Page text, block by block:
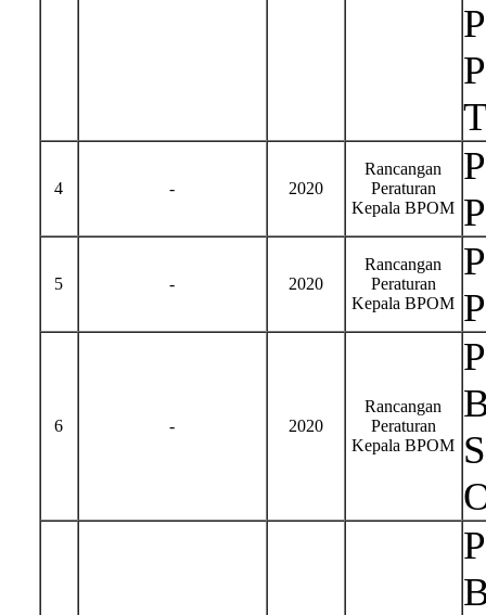
4 - 2020
Rancangan
Peraturan
Kepala BPOM
5 - 2020
Rancangan
Peraturan
Kepala BPOM
6 - 2020
Rancangan
Peraturan
Kepala BPOM